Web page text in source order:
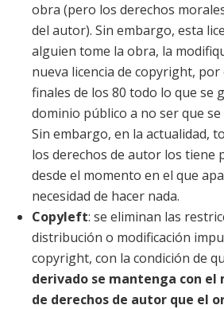
obra (pero los derechos
del autor). Sin embargo, esta
alguien tome la obra, la
nueva licencia de copyright, por
finales de los 80 todo lo que se
dominio público a no ser que
Sin embargo, en la actualidad,
los derechos de autor los tiene
desde el momento en el que
necesidad de hacer nada.
Copyleft: se eliminan las
distribución o modificación
copyright, con la condición de
derivado se mantenga con el
de derechos de autor que el